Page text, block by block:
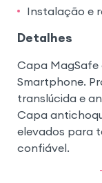
Instalação e
Detalhes
Capa
Smartphone.
translúcida e
Capa
elevados para
confiável.